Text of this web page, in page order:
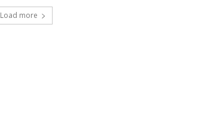
Load more